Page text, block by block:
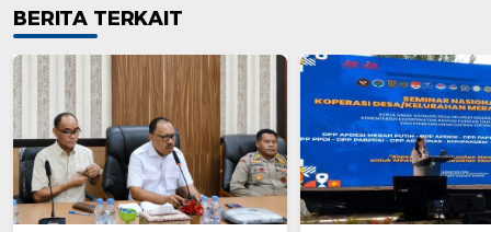
BERITA TERKAIT